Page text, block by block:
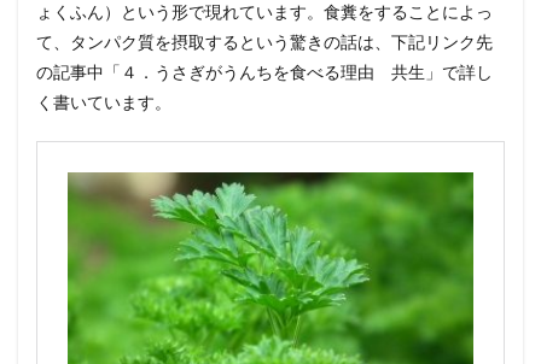
ょくふん）という形で現れています。食糞をすることによっ
て、タンパク質を摂取するという驚きの話は、下記リンク先
の記事中「４．うさぎがうんちを食べる理由 共生」で詳し
く書いています。